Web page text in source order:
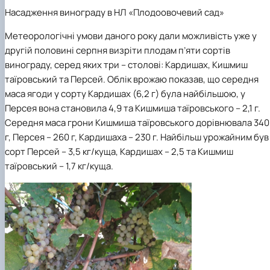
Насадження винограду в НЛ «Плодоовочевий сад»
Метеорологічні умови даного року дали можливість уже у
другій половині серпня визріти плодам п’яти сортів
винограду, серед яких три – столові: Кардишах, Кишмиш
таїровський та Персей. Облік врожаю показав, що середня
маса ягоди у сорту Кардишах (6,2 г) була найбільшою, у
Персея вона становила 4,9 та Кишмиша таїровського – 2,1 г.
Середня маса грони Кишмиша таїровського дорівнювала 340
г, Персея – 260 г, Кардишаха – 230 г. Найбільш урожайним був
сорт Персей – 3,5 кг/куща, Кардишах – 2,5 та Кишмиш
таїровський – 1,7 кг/куща.